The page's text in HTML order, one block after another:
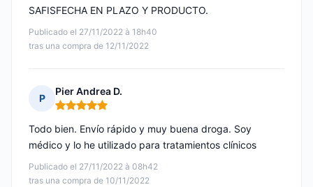
Publicado el 27/11/2022 à 18h40
tras una compra de 12/11/2022
SAFISFECHA EN PLAZO Y PRODUCTO.
P
Pier Andrea D.
Nota: 5 de 5
Publicado el 27/11/2022 à 08h42
tras una compra de 10/11/2022
Todo bien. Envío rápido y muy buena droga. Soy
médico y lo he utilizado para tratamientos clínicos